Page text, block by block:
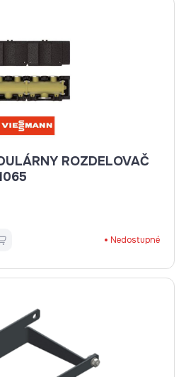
ROZDELOVAČ
7741065
Nedostupné